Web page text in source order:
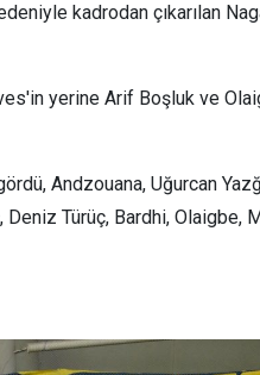
kadrodan çıkarılan
yerine Arif Boşluk ve
Andzouana, Uğurcan
Türüç, Bardhi, Olaigbe,